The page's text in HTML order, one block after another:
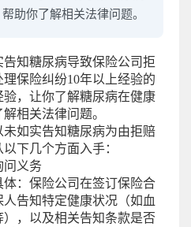
助你了解相关法律问题。
告知糖尿病导致保险公司拒
保险纠纷10年以上经验的
，让你了解糖尿病在健康
相关法律问题。
如实告知糖尿病为由拒赔
以下几个方面入手：
问义务
：保险公司在签订保险合
告知特定健康状况（如血
，以及相关告知条款是否